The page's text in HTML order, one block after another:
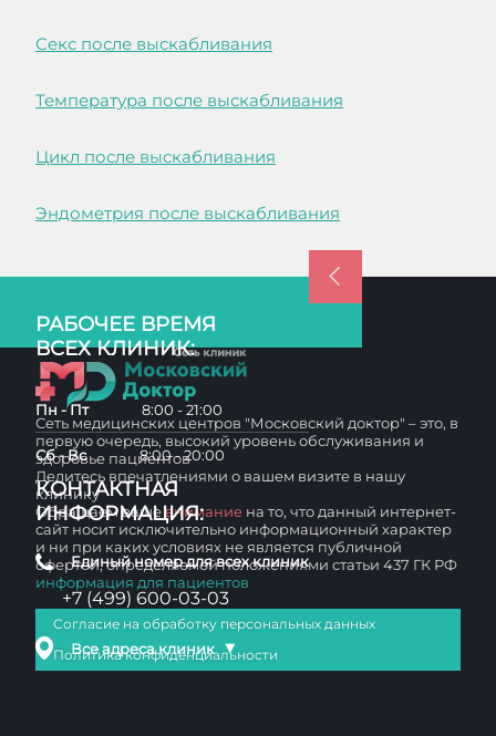
Секс после выскабливания
Температура после выскабливания
Цикл после выскабливания
Эндометрия после выскабливания
РАБОЧЕЕ ВРЕМЯ
ВСЕХ КЛИНИК:
Пн - Пт 8:00 - 21:00
Сб - Вс 8:00 - 20:00
КОНТАКТНАЯ
ИНФОРМАЦИЯ:
Единый номер для всех клиник
+7 (499) 600-03-03
Все адреса клиник ▼
Сеть медицинских центров "Московский доктор" – это, в
первую очередь, высокий уровень обслуживания и
здоровье пациентов
Делитесь впечатлениями о вашем визите в нашу
клинику
Обращаем вашевнимание на то, что данный интернет-
сайт носит исключительно информационный характер
и ни при каких условиях не является публичной
офертой, определяемой положениями статьи 437 ГК РФ
информация для пациентов
Согласие на обработку персональных данных
Политика конфиденциальности